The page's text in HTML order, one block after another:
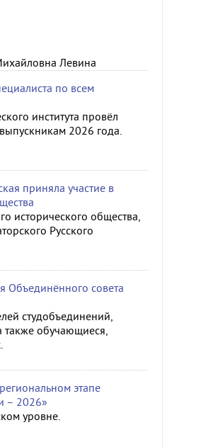
Левина
по всем
института провёл
2026 года.
приняла участие в
исторического общества,
Русского
Объединённого совета
студобъединений,
также обучающиеся,
этапе
– 2026»
уровне.